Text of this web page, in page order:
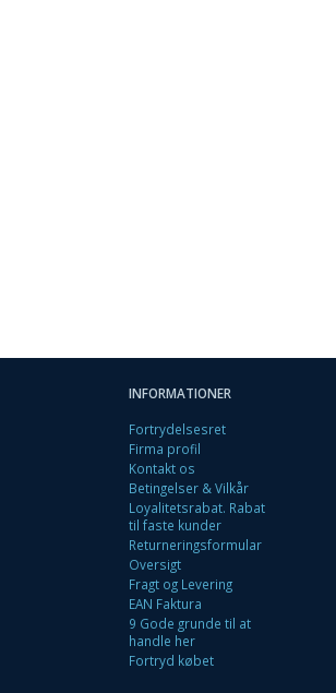
INFORMATIONER
Fortrydelsesret
Firma profil
Kontakt os
Betingelser & Vilkår
Loyalitetsrabat. Rabat
til faste kunder
Returneringsformular
Oversigt
Fragt og Levering
EAN Faktura
9 Gode grunde til at
handle her
Fortryd købet